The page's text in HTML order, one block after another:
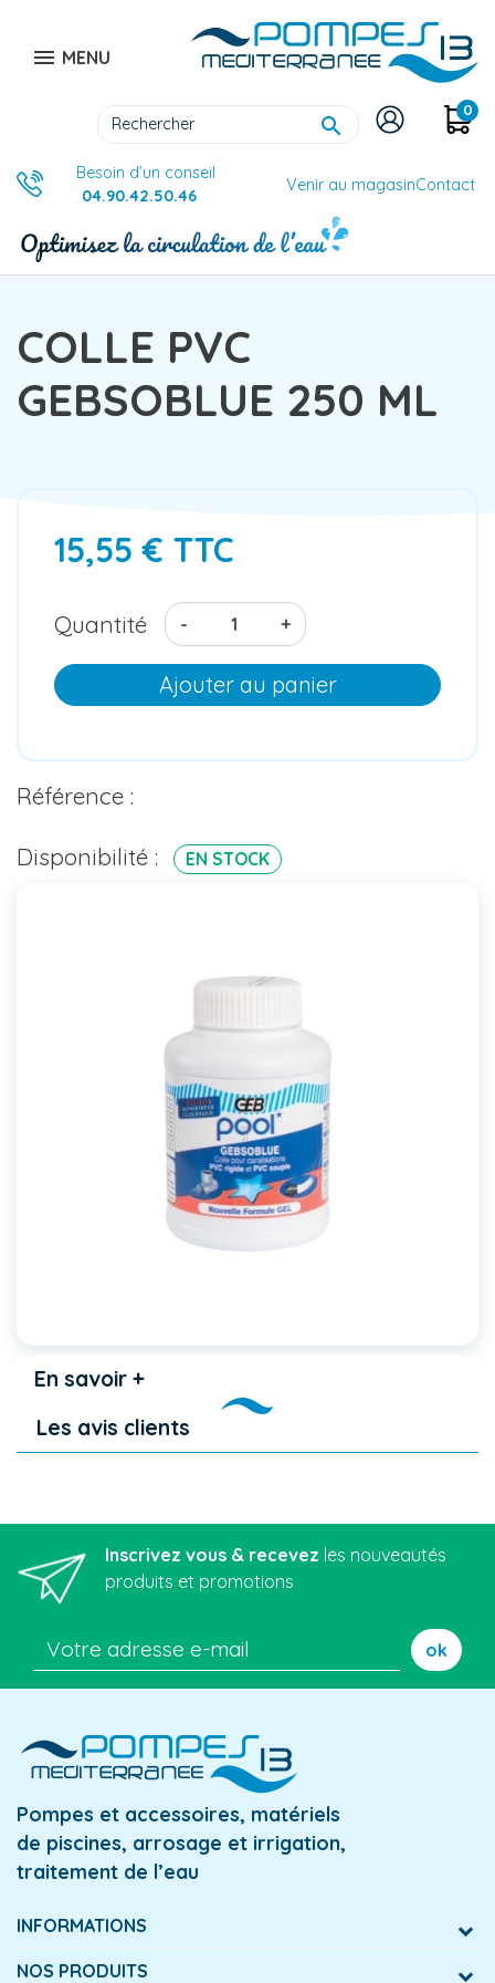
 MENU

0
Besoin d’un conseil
04.90.42.50.46
Venir au magasinContact
COLLE PVC
GEBSOBLUE 250 ML
15,55 € TTC
Quantité - +
Ajouter au panier
Référence :
Disponibilité : EN STOCK
En savoir +
Les avis clients
Inscrivez vous & recevez les nouveautés
produits et promotions
ok
Pompes et accessoires, matériels
de piscines, arrosage et irrigation,
traitement de l’eau
INFORMATIONS
NOS PRODUITS